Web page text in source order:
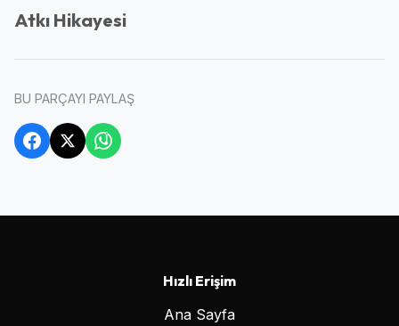
Atkı Hikayesi
BU PARÇAYI PAYLAŞ
Hızlı Erişim
Ana Sayfa